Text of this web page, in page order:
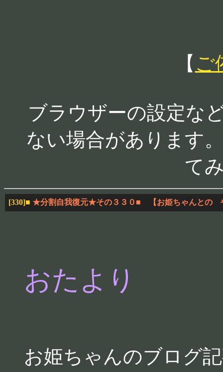
【 ご
ブラウザーの設定な
ない場合があります
て
[330]■ ★分割自我復元★その３３０■ 【お姫ちゃんとの
おたより
お姫ちゃんのブログ